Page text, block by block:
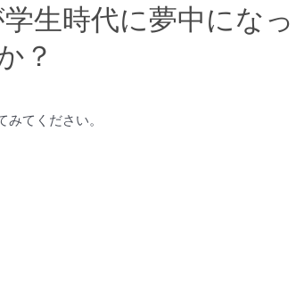
学生時代に夢中になっ
？
てください。